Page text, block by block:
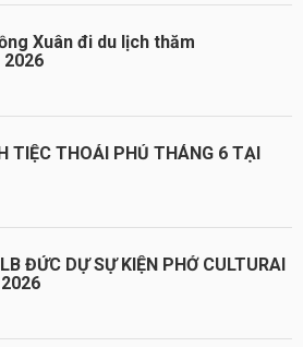
Xuân đi du lịch thăm
TIỆC THOẢI PHỦ THÁNG 6 TẠI
ĐỨC DỰ SỰ KIỆN PHỞ CULTURAI